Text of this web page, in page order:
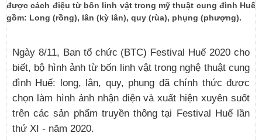
được cách điệu từ bốn linh vật trong mỹ thuật cung đình Huế
gồm: Long (rồng), lân (kỳ lân), quy (rùa), phụng (phượng).
Ngày 8/11, Ban tổ chức (BTC) Festival Huế 2020 cho
biết, bộ hình ảnh từ bốn linh vật trong nghệ thuật cung
đình Huế: long, lân, quy, phụng đã chính thức được
chọn làm hình ảnh nhận diện và xuất hiện xuyên suốt
trên các sản phẩm truyền thông tại Festival Huế lần
thứ XI - năm 2020.